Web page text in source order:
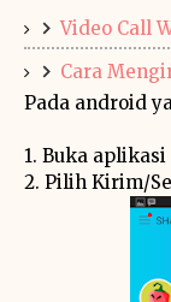
Video Call
Cara
Pada android
1. Buka aplikasi
2. Pilih Kirim/